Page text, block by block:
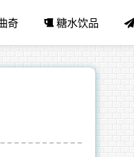
奇 糖水饮品